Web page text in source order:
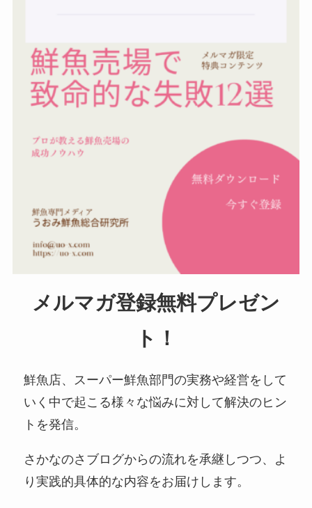
メルマガ登録無料プレゼン
ト！
鮮魚店、スーパー鮮魚部門の実務や経営をして
いく中で起こる様々な悩みに対して解決のヒン
トを発信。
さかなのさブログからの流れを承継しつつ、よ
り実践的具体的な内容をお届けします。